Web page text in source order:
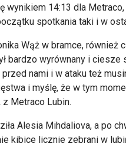
wynikiem 14:13 dla
spotkania taki i w
Wąż w bramce, również
bardzo wyrównany i ciesze
nami i w ataku też
i myślę, że w tym
z Metraco Lubin.
Alesia Mihdaliova, a po
kibice licznie zebrani w